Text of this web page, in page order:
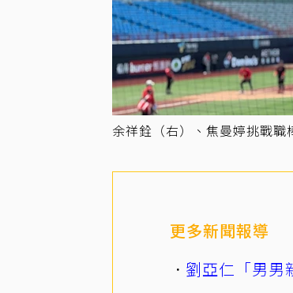
余祥銓（右）、焦曼婷挑戰
更多新聞報導
劉亞仁「男